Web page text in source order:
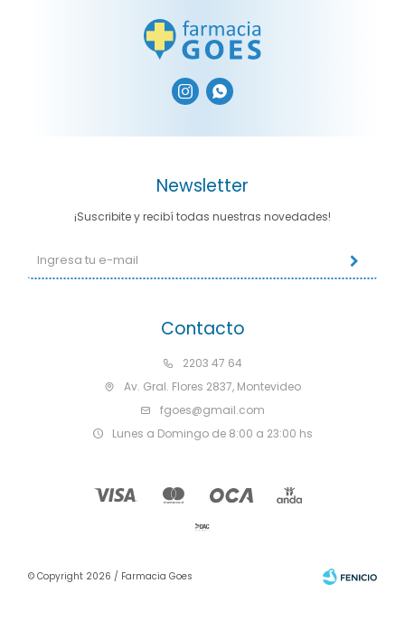
 
Contacto
2203 47 64
Av. Gral. Flores 2837, Montevideo
fgoes@gmail.com
Lunes a Domingo de 8:00 a 23:00 hs
Newsletter
¡Suscribite y recibí todas nuestras novedades!
© Copyright 2026 / Farmacia Goes